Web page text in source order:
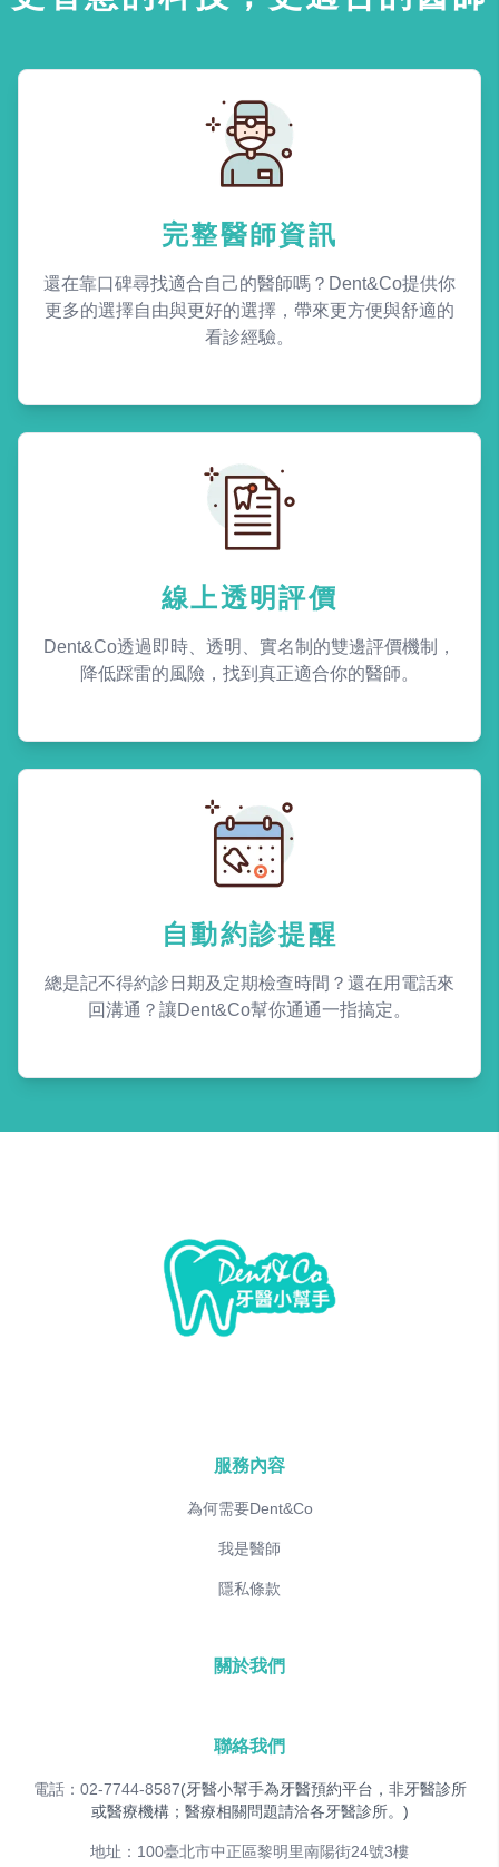
完整醫師資訊
還在靠口碑尋找適合自己的醫師嗎？Dent&Co提供你
更多的選擇自由與更好的選擇，帶來更方便與舒適的
看診經驗。
線上透明評價
Dent&Co透過即時、透明、實名制的雙邊評價機制，
降低踩雷的風險，找到真正適合你的醫師。
自動約診提醒
總是記不得約診日期及定期檢查時間？還在用電話來
回溝通？讓Dent&Co幫你通通一指搞定。
服務內容
為何需要Dent&Co
我是醫師
隱私條款
關於我們
聯絡我們
電話：02-7744-8587(牙醫小幫手為牙醫預約平台，非牙醫診所
或醫療機構；醫療相關問題請洽各牙醫診所。)
地址：100臺北市中正區黎明里南陽街24號3樓